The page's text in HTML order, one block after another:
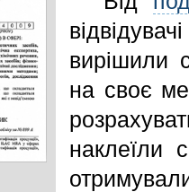
вирішили
на своє
наклеїли